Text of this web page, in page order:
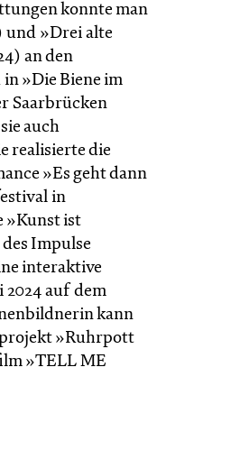
konnte man
und »Drei alte
an den
»Die Biene im
Saarbrücken
auch
realisierte die
»Es geht dann
in
»Kunst ist
Impulse
interaktive
auf dem
kann
»Ruhrpott
»TELL ME